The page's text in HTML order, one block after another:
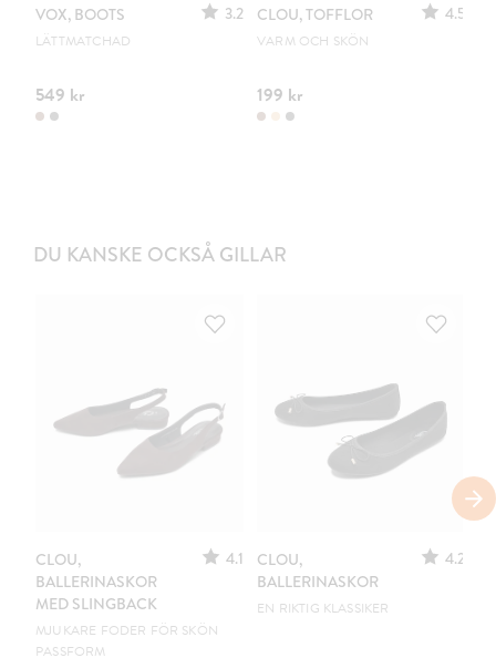
VOX, BOOTS 3.2
LÄTTMATCHAD
549 kr
CLOU, TOFFLOR 4.5
VARM OCH SKÖN
199 kr
DU KANSKE OCKSÅ GILLAR
CLOU,
BALLERINASKOR
MED SLINGBACK
4.1
MJUKARE FODER FÖR SKÖN
PASSFORM
CLOU,
BALLERINASKOR
4.2
EN RIKTIG KLASSIKER